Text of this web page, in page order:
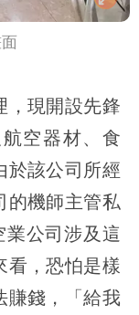
，現開設先鋒
空器材、食
於該公司所經
的機師主管私
公司涉及這
看，恐怕是樣
賺錢，「給我